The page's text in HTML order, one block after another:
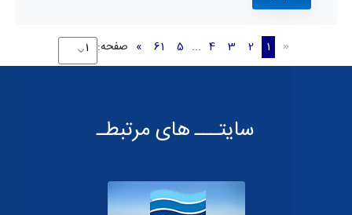
«
1
2
3
4
...
5
61
» صفحه:
سایتـــ های مرتبطـ